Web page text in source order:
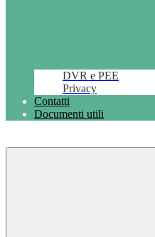
DVR e PEE
Privacy
Contatti
Documenti utili